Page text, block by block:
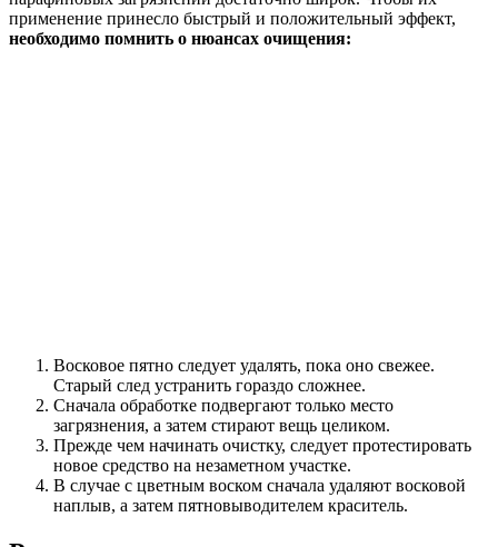
применение принесло быстрый и положительный эффект,
необходимо помнить о нюансах очищения:
Восковое пятно следует удалять, пока оно свежее.
Старый след устранить гораздо сложнее.
Сначала обработке подвергают только место
загрязнения, а затем стирают вещь целиком.
Прежде чем начинать очистку, следует протестировать
новое средство на незаметном участке.
В случае с цветным воском сначала удаляют восковой
наплыв, а затем пятновыводителем краситель.